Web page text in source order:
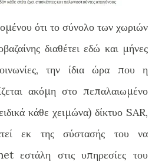
ότι το σύνολο των χωριών
διαθέτει εδώ και μήνες
την ίδια ώρα που η
ακόμη στο πεπαλαιωμένο
κάθε χειμώνα) δίκτυο SAR,
εκ της σύστασής του να
εστάλη στις υπηρεσίες του